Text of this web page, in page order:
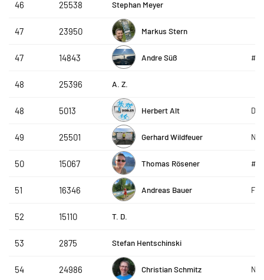
46 25538 Stephan Meyer
47 23950 Markus Stern
47 14843 Andre Süß
48 25396 A. Z.
48 5013 Herbert Alt
49 25501 Gerhard Wildfeuer
50 15067 Thomas Rösener
51 16346 Andreas Bauer FC
52 15110 T. D.
53 2875 Stefan Hentschinski
54 24986 Christian Schmitz